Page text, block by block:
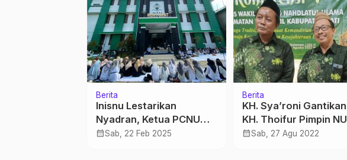
Berita
Inisnu Lestarikan
Nyadran, Ketua PCNU
Sebut “Ben Ora Kepaten
calendar_monthSab, 22 Feb 2025
Berita
KH. Sya’roni Gantikan
KH. Thoifur Pimpin NU
Trangkil
calendar_monthSab, 27 Agu 2022